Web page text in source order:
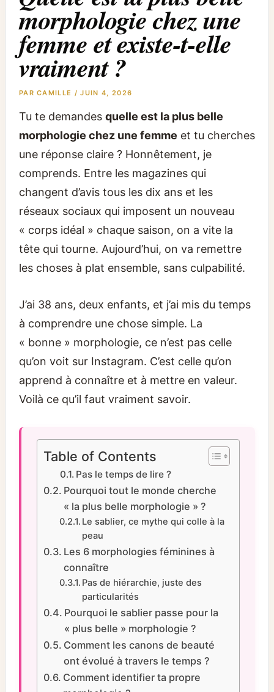
morphologie chez une
femme et existe-t-elle
vraiment ?
PARCAMILLE /JUIN 4, 2026
Tu te demandes quelle est la plus belle
morphologie chez une femme et tu cherches
une réponse claire ? Honnêtement, je
comprends. Entre les magazines qui
changent d’avis tous les dix ans et les
réseaux sociaux qui imposent un nouveau
« corps idéal » chaque saison, on a vite la
tête qui tourne. Aujourd’hui, on va remettre
les choses à plat ensemble, sans culpabilité.
J’ai 38 ans, deux enfants, et j’ai mis du temps
à comprendre une chose simple. La
« bonne » morphologie, ce n’est pas celle
qu’on voit sur Instagram. C’est celle qu’on
apprend à connaître et à mettre en valeur.
Voilà ce qu’il faut vraiment savoir.
Table of Contents
Pas le temps de lire ?
Pourquoi tout le monde cherche
« la plus belle morphologie » ?
Le sablier, ce mythe qui colle à la
peau
Les 6 morphologies féminines à
connaître
Pas de hiérarchie, juste des
particularités
Pourquoi le sablier passe pour la
« plus belle » morphologie ?
Comment les canons de beauté
ont évolué à travers le temps ?
Comment identifier ta propre